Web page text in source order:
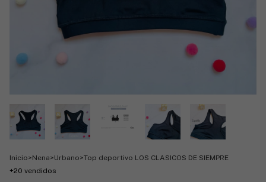
Inicio>Nena>Urbano>Top deportivo LOS CLASICOS DE SIEMPRE
+20 vendidos